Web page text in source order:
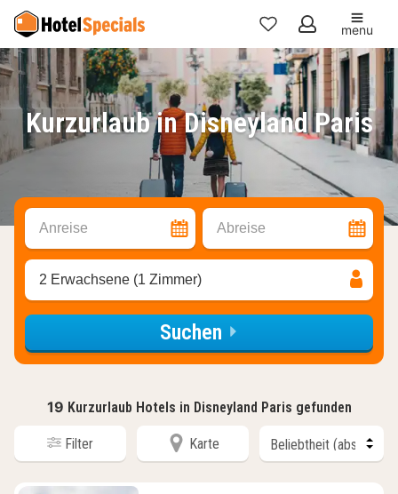
Meine
Favoriten
menu
Kurzurlaub in Disneyland Paris
Anreise Abreise
2 Erwachsene (1 Zimmer)
Suchen
19 Kurzurlaub Hotels in Disneyland Paris gefunden
Filter Karte